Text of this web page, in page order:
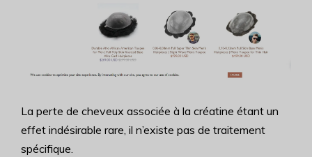
La perte de cheveux associée à la créatine étant un
effet indésirable rare, il n’existe pas de traitement
spécifique.